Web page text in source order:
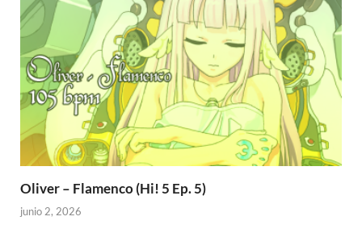
Oliver – Flamenco (Hi! 5 Ep. 5)
junio 2, 2026